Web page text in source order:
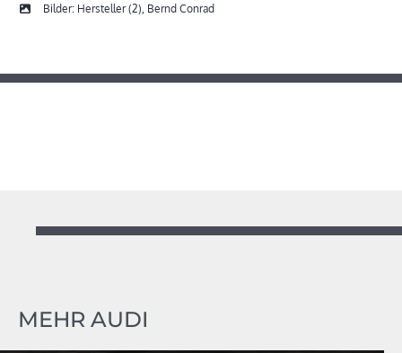
Bilder: Hersteller (2), Bernd Conrad
MEHR AUDI